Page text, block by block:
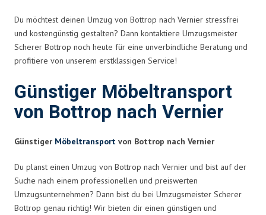
Du möchtest deinen Umzug von Bottrop nach Vernier stressfrei
und kostengünstig gestalten? Dann kontaktiere Umzugsmeister
Scherer Bottrop noch heute für eine unverbindliche Beratung und
profitiere von unserem erstklassigen Service!
Günstiger Möbeltransport
von Bottrop nach Vernier
Günstiger Möbeltransport von Bottrop nach Vernier
Du planst einen Umzug von Bottrop nach Vernier und bist auf der
Suche nach einem professionellen und preiswerten
Umzugsunternehmen? Dann bist du bei Umzugsmeister Scherer
Bottrop genau richtig! Wir bieten dir einen günstigen und